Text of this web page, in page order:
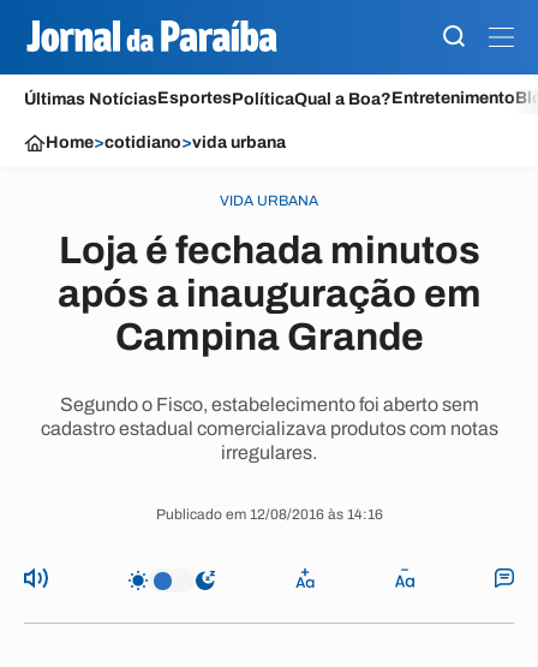
Últimas NotíciasEsportesPolíticaQual a Boa?Entretenimento
Home>cotidiano>vida urbana
VIDA URBANA
Loja é fechada minutos
após a inauguração em
Campina Grande
Segundo o Fisco, estabelecimento foi aberto sem
cadastro estadual comercializava produtos com notas
irregulares.
Publicado em 12/08/2016 às 14:16